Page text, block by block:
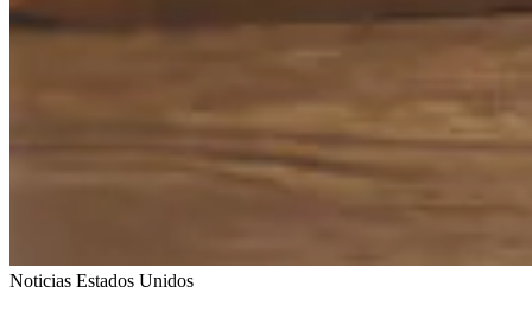
Noticias Estados Unidos